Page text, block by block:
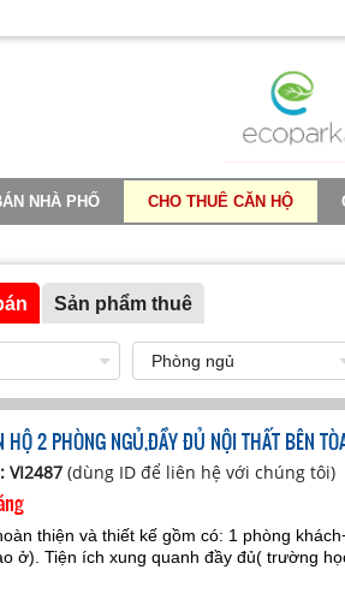
NHÀ PHỐ CHO THUÊ CĂN HỘ
Sản phẩm thuê
HỘ 2 PHÒNG NGỦ,ĐẦY ĐỦ NỘI THẤT BÊN
VI2487(dùng ID để liên hệ với chúng tôi)
thiện và thiết kế gồm có: 1 phòng
ở). Tiện ích xung quanh đầy đủ( trường